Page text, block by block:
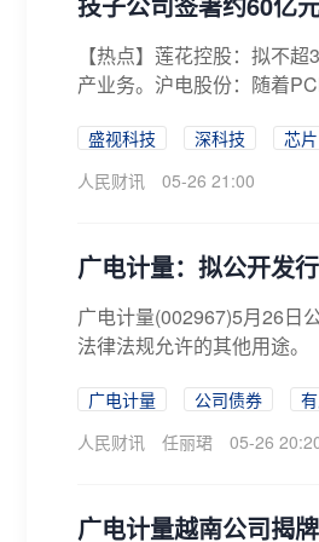
【热点】莲花控股：拟不
产业务。沪电股份：随着
盛视科技 深科技
芯片
人民财讯
05-26 21:00
广电计量：拟公开发
广电计量(002967)5月26日
法律法规允许的其他用途。
广电计量 公司债券
人民财讯
任丽珺 05-26
广电计量越南公司揭